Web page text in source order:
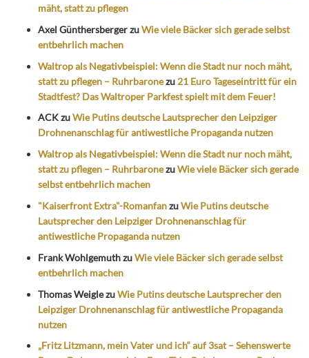
mäht, statt zu pflegen
Axel GünthersbergerzuWie viele Bäcker sich gerade selbst
entbehrlich machen
Waltrop als Negativbeispiel: Wenn die Stadt nur noch mäht,
statt zu pflegen – Ruhrbaronezu 21 Euro Tageseintritt für ein
Stadtfest? Das Waltroper Parkfest spielt mit dem Feuer!
ACKzuWie Putins deutsche Lautsprecher den Leipziger
Drohnenanschlag für antiwestliche Propaganda nutzen
Waltrop als Negativbeispiel: Wenn die Stadt nur noch mäht,
statt zu pflegen – RuhrbaronezuWie viele Bäcker sich gerade
selbst entbehrlich machen
"Kaiserfront Extra"-RomanfanzuWie Putins deutsche
Lautsprecher den Leipziger Drohnenanschlag für
antiwestliche Propaganda nutzen
Frank WohlgemuthzuWie viele Bäcker sich gerade selbst
entbehrlich machen
Thomas WeiglezuWie Putins deutsche Lautsprecher den
Leipziger Drohnenanschlag für antiwestliche Propaganda
nutzen
„Fritz Litzmann, mein Vater und ich“ auf 3sat – Sehenswerte